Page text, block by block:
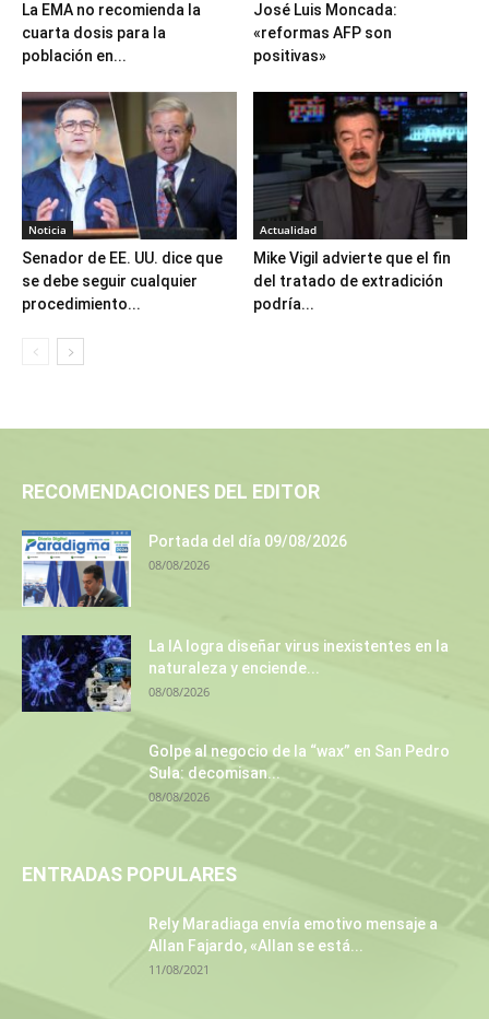
La EMA no recomienda la
cuarta dosis para la
población en...
José Luis Moncada:
«reformas AFP son
positivas»
Noticia
Senador de EE. UU. dice que
se debe seguir cualquier
procedimiento...
Actualidad
Mike Vigil advierte que el fin
del tratado de extradición
podría...
RECOMENDACIONES DEL EDITOR
Portada del día 09/08/2026
08/08/2026
La IA logra diseñar virus inexistentes en la
naturaleza y enciende...
08/08/2026
Golpe al negocio de la “wax” en San Pedro
Sula: decomisan...
08/08/2026
ENTRADAS POPULARES
Rely Maradiaga envía emotivo mensaje a
Allan Fajardo, «Allan se está...
11/08/2021